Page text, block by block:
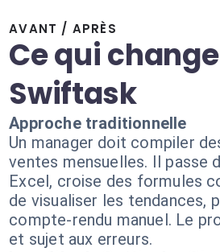
AVANT / APRÈS
Ce qui
Swiftask
Approche traditionnelle
Un manager doit compiler
ventes mensuelles. Il passe
Excel, croise des formules
de visualiser les tendances,
compte-rendu manuel. Le
et sujet aux erreurs.